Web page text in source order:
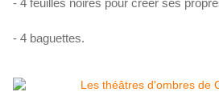
- 4 feuilles noires pour créer ses
- 4 baguettes.